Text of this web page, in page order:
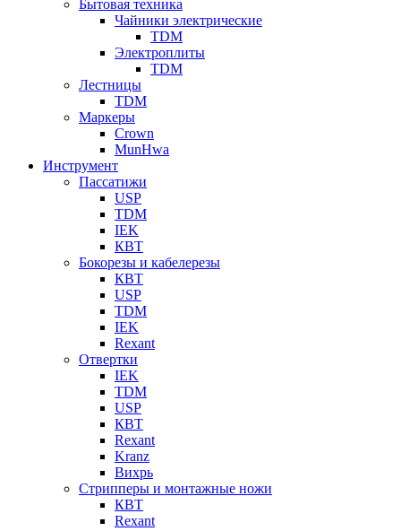
Бытовая техника
Чайники электрические
TDM
Электроплиты
TDM
Лестницы
TDM
Маркеры
Crown
MunHwa
Инструмент
Пассатижи
USP
TDM
IEK
КВТ
Бокорезы и кабелерезы
КВТ
USP
TDM
IEK
Rexant
Отвертки
IEK
TDM
USP
КВТ
Rexant
Kranz
Вихрь
Стрипперы и монтажные ножи
КВТ
Rexant